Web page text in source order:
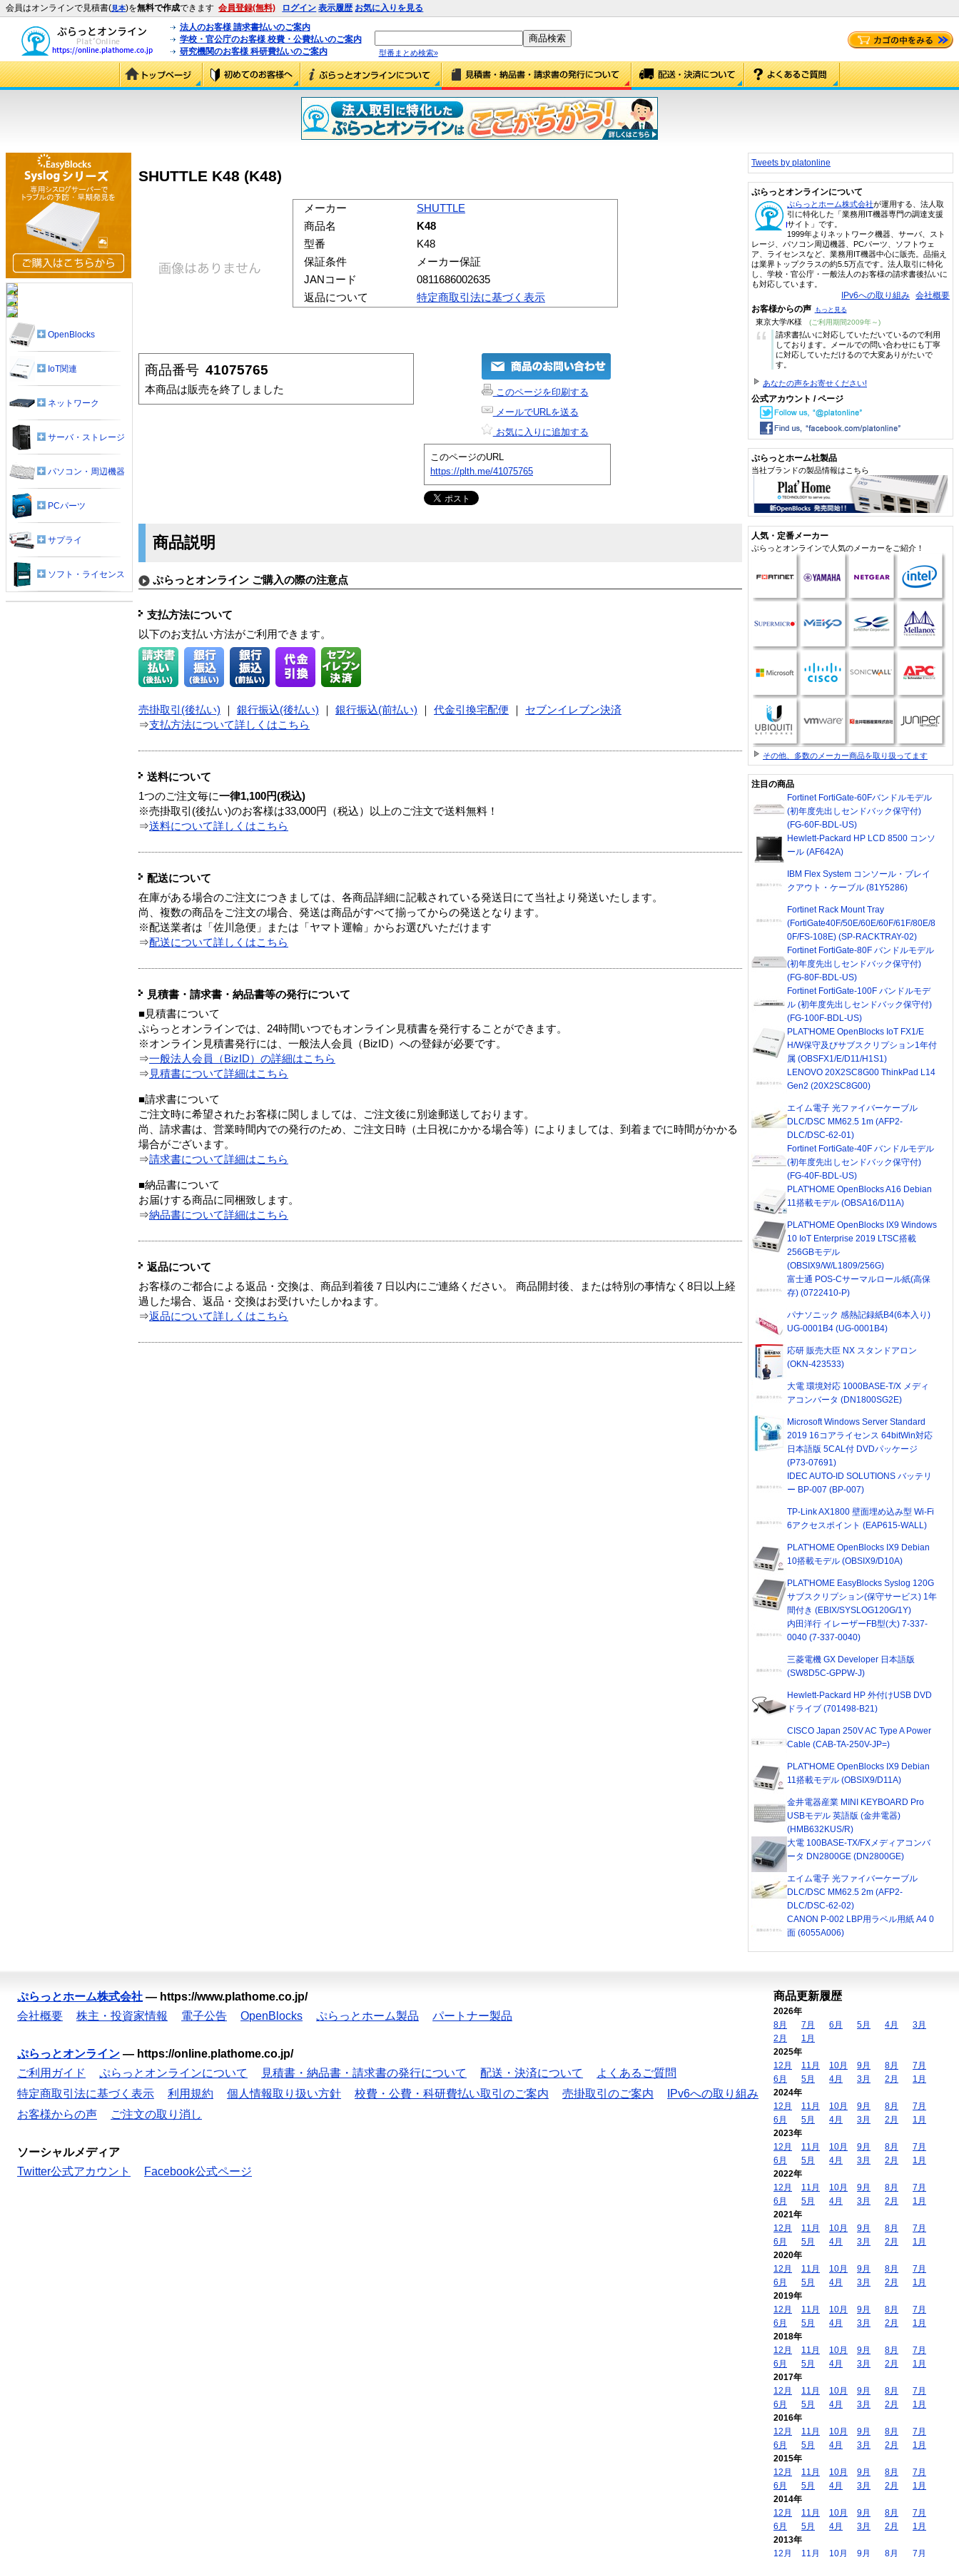
会員はオンラインで見積書(見本)を無料で作成できます 会員登録(無料) ログイン 表示履歴 お気に入りを見る
法人のお客様 請求書払いのご案内
学校・官公庁のお客様 校費・公費払いのご案内
研究機関のお客様 科研費払いのご案内
型番まとめ検索»
SHUTTLE K48 (K48)
メーカー
SHUTTLE
商品名
K48
型番
K48
保証条件
メーカー保証
JANコード
0811686002635
返品について
特定商取引法に基づく表示
商品番号 41075765
本商品は販売を終了しました
このページを印刷する
メールでURLを送る
お気に入りに追加する
このページのURL
https://plth.me/41075765
商品説明
ぷらっとオンライン ご購入の際の注意点
支払方法について
以下のお支払い方法がご利用できます。
売掛取引(後払い) 銀行振込(後払い) 銀行振込(前払い) 代金引換宅配便
セブンイレブン決済
⇒支払方法について詳しくはこちら
送料について
1つのご注文毎に一律1,100円(税込)
※売掛取引(後払い)のお客様は33,000円（税込）以上のご注文で送料無料！
⇒送料について詳しくはこちら
配送について
在庫がある場合のご注文につきましては、各商品詳細に記載されている発送日にて当社より発送いたします。
尚、複数の商品をご注文の場合、発送は商品がすべて揃ってからの発送となります。
※配送業者は「佐川急便」または「ヤマト運輸」からお選びいただけます
⇒配送について詳しくはこちら
見積書・請求書・納品書等の発行について
■見積書について
ぷらっとオンラインでは、24時間いつでもオンライン見積書を発行することができます。
※オンライン見積書発行には、一般法人会員（BizID）への登録が必要です。
⇒一般法人会員（BizID）の詳細はこちら
⇒ 見積書について詳細はこちら
■請求書について
ご注文時に希望されたお客様に関しましては、ご注文後に別途郵送しております。
尚、請求書は、営業時間内での発行のため、ご注文日時（土日祝にかかる場合等）によりましては、到着までに時間がかかる
場合がございます。
⇒請求書について詳細はこちら
■納品書について
お届けする商品に同梱致します。
⇒納品書について詳細はこちら
返品について
お客様のご都合による返品・交換は、商品到着後７日以内にご連絡ください。 商品開封後、または特別の事情なく8日以上経
過した場合、返品・交換はお受けいたしかねます。
⇒返品について詳しくはこちら
OpenBlocks
IoT関連
ネットワーク
サーバ・ストレージ
パソコン・周辺機器
PCパーツ
サプライ
ソフト・ライセンス
Tweets by platonline
ぷらっとオンラインについて
ぷらっとホーム株式会社が運用する、法人取
引に特化した「業務用IT機器専門の調達支援
サイト」です。
1999年よりネットワーク機器、サーバ、スト
レージ、パソコン周辺機器、PCパーツ、ソフトウェ
ア、ライセンスなど、業務用IT機器中心に販売。品揃え
は業界トップクラスの約5.5万点です。法人取引に特化
し、学校・官公庁・一般法人のお客様の請求書後払いに
も対応しています。
IPv6への取り組み 会社概要
お客様からの声 もっと見る
東京大学/K様 (ご利用期間2009年～)
“
請求書払いに対応していただいているので利用
しております。メールでの問い合わせにも丁寧
に対応していただけるので大変ありがたいで
す。
あなたの声をお寄せください!
公式アカウント / ページ
ぷらっとホーム社製品
当社ブランドの製品情報はこちら
人気・定番メーカー
ぷらっとオンラインで人気のメーカーをご紹介！
その他、多数のメーカー商品を取り扱ってます
注目の商品
Fortinet FortiGate-60Fバンドルモデル
(初年度先出しセンドバック保守付)
(FG-60F-BDL-US)
Hewlett-Packard HP LCD 8500 コンソ
ール (AF642A)
IBM Flex System コンソール・ブレイ
クアウト・ケーブル (81Y5286)
Fortinet Rack Mount Tray
(FortiGate40F/50E/60E/60F/61F/80E/8
0F/FS-108E) (SP-RACKTRAY-02)
Fortinet FortiGate-80F バンドルモデル
(初年度先出しセンドバック保守付)
(FG-80F-BDL-US)
Fortinet FortiGate-100F バンドルモデ
ル (初年度先出しセンドバック保守付)
(FG-100F-BDL-US)
PLAT'HOME OpenBlocks IoT FX1/E
H/W保守及びサブスクリプション1年付
属 (OBSFX1/E/D11/H1S1)
LENOVO 20X2SC8G00 ThinkPad L14
Gen2 (20X2SC8G00)
エイム電子 光ファイバーケーブル
DLC/DSC MM62.5 1m (AFP2-
DLC/DSC-62-01)
Fortinet FortiGate-40F バンドルモデル
(初年度先出しセンドバック保守付)
(FG-40F-BDL-US)
PLAT'HOME OpenBlocks A16 Debian
11搭載モデル (OBSA16/D11A)
PLAT'HOME OpenBlocks IX9 Windows
10 IoT Enterprise 2019 LTSC搭載
256GBモデル
(OBSIX9/W/L1809/256G)
富士通 POS-Cサーマルロール紙(高保
存) (0722410-P)
パナソニック 感熱記録紙B4(6本入り)
UG-0001B4 (UG-0001B4)
応研 販売大臣 NX スタンドアロン
(OKN-423533)
大電 環境対応 1000BASE-T/X メディ
アコンバータ (DN1800SG2E)
Microsoft Windows Server Standard
2019 16コアライセンス 64bitWin対応
日本語版 5CAL付 DVDパッケージ
(P73-07691)
IDEC AUTO-ID SOLUTIONS バッテリ
ー BP-007 (BP-007)
TP-Link AX1800 壁面埋め込み型 Wi-Fi
6アクセスポイント (EAP615-WALL)
PLAT'HOME OpenBlocks IX9 Debian
10搭載モデル (OBSIX9/D10A)
PLAT'HOME EasyBlocks Syslog 120G
サブスクリプション(保守サービス) 1年
間付き (EBIX/SYSLOG120G/1Y)
内田洋行 イレーザーFB型(大) 7-337-
0040 (7-337-0040)
三菱電機 GX Developer 日本語版
(SW8D5C-GPPW-J)
Hewlett-Packard HP 外付けUSB DVD
ドライブ (701498-B21)
CISCO Japan 250V AC Type A Power
Cable (CAB-TA-250V-JP=)
PLAT'HOME OpenBlocks IX9 Debian
11搭載モデル (OBSIX9/D11A)
金井電器産業 MINI KEYBOARD Pro
USBモデル 英語版 (金井電器)
(HMB632KUS/R)
大電 100BASE-TX/FXメディアコンバ
ータ DN2800GE (DN2800GE)
エイム電子 光ファイバーケーブル
DLC/DSC MM62.5 2m (AFP2-
DLC/DSC-62-02)
CANON P-002 LBP用ラベル用紙 A4 0
面 (6055A006)
ぷらっとホーム株式会社 — https://www.plathome.co.jp/
会社概要
株主・投資家情報 電子公告 OpenBlocks ぷらっとホーム製品 パートナー製品
ぷらっとオンライン — https://online.plathome.co.jp/
ご利用ガイド
ぷらっとオンラインについて 見積書・納品書・請求書の発行について 配送・決済について
よくあるご質問
特定商取引法に基づく表示
利用規約 個人情報取り扱い方針 校費・公費・科研費払い取引のご案内 売掛取引のご案内
IPv6への取り組み
お客様からの声
ご注文の取り消し
ソーシャルメディア
Twitter公式アカウント
Facebook公式ページ
商品更新履歴
2026年
8月
7月 6月 5月 4月
3月
2月
1月
2025年
12月
11月 10月 9月 8月
7月
6月
5月 4月 3月 2月
1月
2024年
12月
11月 10月 9月 8月
7月
6月
5月 4月 3月 2月
1月
2023年
12月
11月 10月 9月 8月
7月
6月
5月 4月 3月 2月
1月
2022年
12月
11月 10月 9月 8月
7月
6月
5月 4月 3月 2月
1月
2021年
12月
11月 10月 9月 8月
7月
6月
5月 4月 3月 2月
1月
2020年
12月
11月 10月 9月 8月
7月
6月
5月 4月 3月 2月
1月
2019年
12月
11月 10月 9月 8月
7月
6月
5月 4月 3月 2月
1月
2018年
12月
11月 10月 9月 8月
7月
6月
5月 4月 3月 2月
1月
2017年
12月
11月 10月 9月 8月
7月
6月
5月 4月 3月 2月
1月
2016年
12月
11月 10月 9月 8月
7月
6月
5月 4月 3月 2月
1月
2015年
12月
11月 10月 9月 8月
7月
6月
5月 4月 3月 2月
1月
2014年
12月
11月 10月 9月 8月
7月
6月
5月 4月 3月 2月
1月
2013年
12月
11月 10月 9月 8月 7月